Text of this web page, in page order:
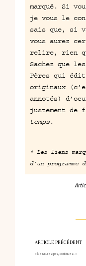
marqué. Si
je vous le
sais que, si
vous aurez
relire, rien
Sachez que
Pères qui
originaux
annotés)
justement de
temps.
* Les liens
d’un
ARTICLE PRÉCÉDENT
« Ne raturez pas, continuez. »